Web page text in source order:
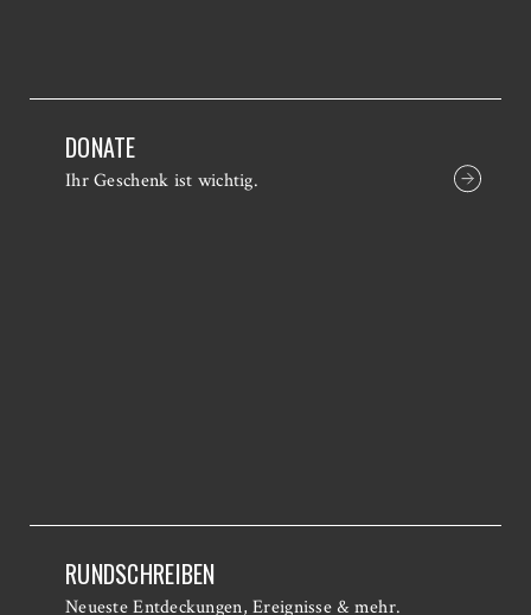
DONATE
Ihr Geschenk ist wichtig.
RUNDSCHREIBEN
Neueste Entdeckungen, Ereignisse & mehr.